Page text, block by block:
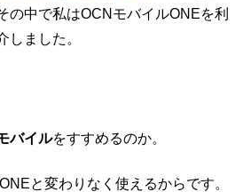
の中で私はOCNモバイルONEを利
しました。
バイルをすすめるのか。
と変わりなく使えるからです。